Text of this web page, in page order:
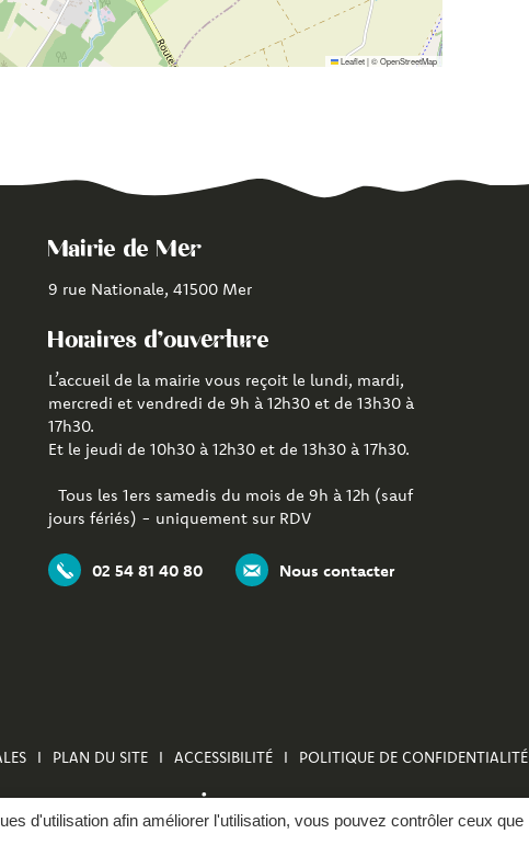
d'utilisation afin améliorer l'utilisation, vous pouvez contrôler ceux que
Leaflet|©OpenStreetMap
Mairie de Mer
9 rue Nationale, 41500 Mer
Horaires d'ouverture
L’accueil de la mairie vous reçoit le lundi, mardi,
mercredi et vendredi de 9h à 12h30 et de 13h30 à
17h30.
Et le jeudi de 10h30 à 12h30 et de 13h30 à 17h30.
Tous les 1ers samedis du mois de 9h à 12h (sauf
jours fériés) - uniquement sur RDV
02 54 81 40 80 Nous contacter
PLAN DU SITE ACCESSIBILITÉ POLITIQUE DE CONFIDENTIALITÉ